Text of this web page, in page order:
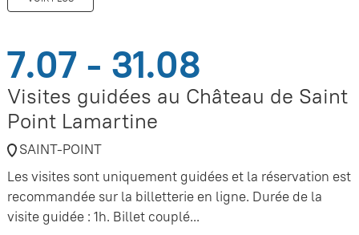
7.07 - 31.08
Visites guidées au Château de Saint
Point Lamartine
SAINT-POINT
Les visites sont uniquement guidées et la réservation est
recommandée sur la billetterie en ligne. Durée de la
visite guidée : 1h. Billet couplé...